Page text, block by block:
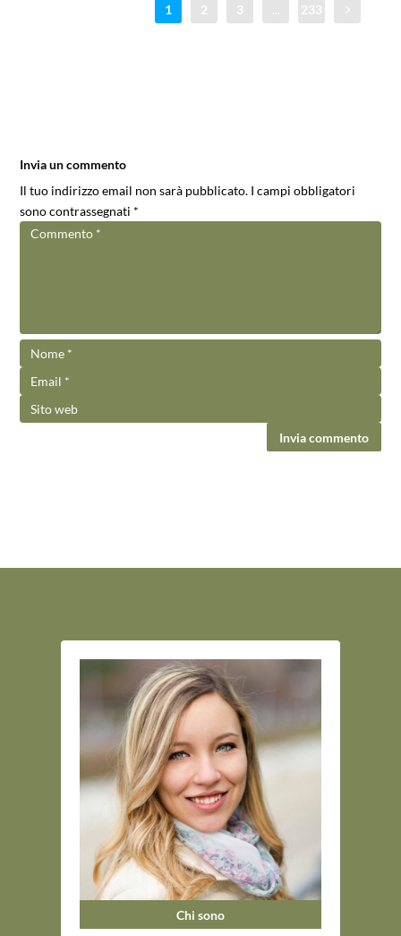
1 2 3 233
Invia un commento
Il tuo indirizzo email non sarà pubblicato. I campi obbligatori
sono contrassegnati *
Invia commento
Chi sono